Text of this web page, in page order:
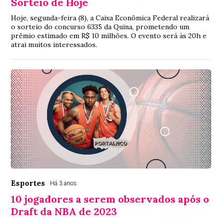
Hoje, segunda-feira (8), a Caixa Econômica Federal realizará
o sorteio do concurso 6335 da Quina, prometendo um
prêmio estimado em R$ 10 milhões. O evento será às 20h e
atrai muitos interessados.
Esportes Há 3 anos
10 jogadores a serem observados após o
Draft da NBA de 2023